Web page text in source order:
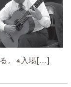
。※入場[…]